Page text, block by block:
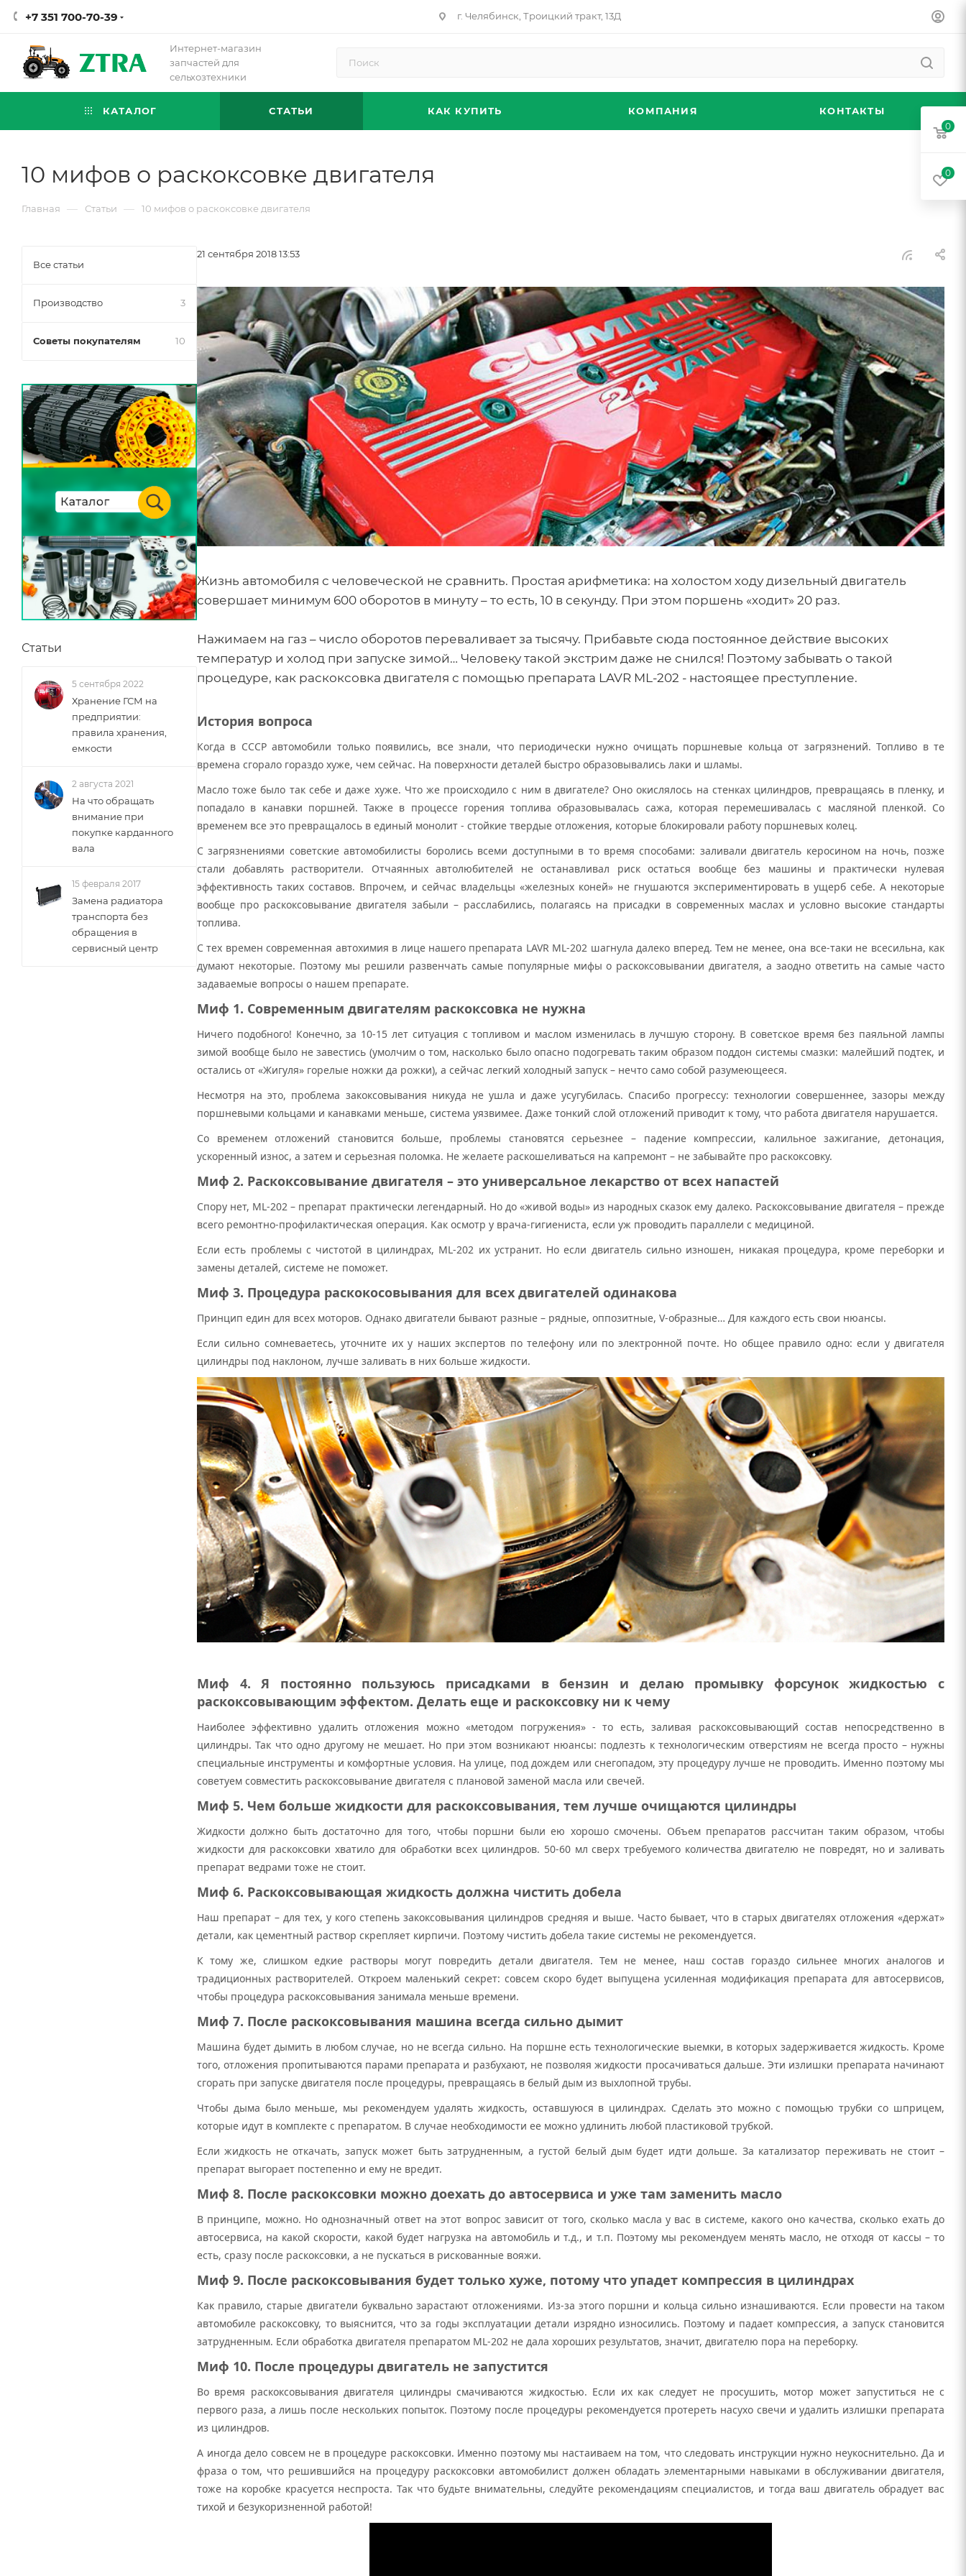
+7 351 700-70-39 г. Челябинск, Троицкий тракт, 13Д
Интернет-магазин
запчастей для
сельхозтехники
КАТАЛОГ СТАТЬИ КАК КУПИТЬ КОМПАНИЯ КОНТАКТЫ
10 мифов о раскоксовке двигателя
Главная — Статьи — 10 мифов о раскоксовке двигателя
21 сентября 2018 13:53
Жизнь автомобиля с человеческой не сравнить. Простая арифметика: на холостом ходу дизельный двигатель
совершает минимум 600 оборотов в минуту – то есть, 10 в секунду. При этом поршень «ходит» 20 раз.
Нажимаем на газ – число оборотов переваливает за тысячу. Прибавьте сюда постоянное действие высоких
температур и холод при запуске зимой… Человеку такой экстрим даже не снился! Поэтому забывать о такой
процедуре, как раскоксовка двигателя с помощью препарата LAVR ML-202 - настоящее преступление.
История вопроса
Когда в СССР автомобили только появились, все знали, что периодически нужно очищать поршневые кольца от загрязнений. Топливо в те
времена сгорало гораздо хуже, чем сейчас. На поверхности деталей быстро образовывались лаки и шламы.
Масло тоже было так себе и даже хуже. Что же происходило с ним в двигателе? Оно окислялось на стенках цилиндров, превращаясь в пленку, и
попадало в канавки поршней. Также в процессе горения топлива образовывалась сажа, которая перемешивалась с масляной пленкой. Со
временем все это превращалось в единый монолит - стойкие твердые отложения, которые блокировали работу поршневых колец.
С загрязнениями советские автомобилисты боролись всеми доступными в то время способами: заливали двигатель керосином на ночь, позже
стали добавлять растворители. Отчаянных автолюбителей не останавливал риск остаться вообще без машины и практически нулевая
эффективность таких составов. Впрочем, и сейчас владельцы «железных коней» не гнушаются экспериментировать в ущерб себе. А некоторые
вообще про раскоксовывание двигателя забыли – расслабились, полагаясь на присадки в современных маслах и условно высокие стандарты
топлива.
С тех времен современная автохимия в лице нашего препарата LAVR ML-202 шагнула далеко вперед. Тем не менее, она все-таки не всесильна, как
думают некоторые. Поэтому мы решили развенчать самые популярные мифы о раскоксовывании двигателя, а заодно ответить на самые часто
задаваемые вопросы о нашем препарате.
Миф 1. Современным двигателям раскоксовка не нужна
Ничего подобного! Конечно, за 10-15 лет ситуация с топливом и маслом изменилась в лучшую сторону. В советское время без паяльной лампы
зимой вообще было не завестись (умолчим о том, насколько было опасно подогревать таким образом поддон системы смазки: малейший подтек, и
остались от «Жигуля» горелые ножки да рожки), а сейчас легкий холодный запуск – нечто само собой разумеющееся.
Несмотря на это, проблема закоксовывания никуда не ушла и даже усугубилась. Спасибо прогрессу: технологии совершеннее, зазоры между
поршневыми кольцами и канавками меньше, система уязвимее. Даже тонкий слой отложений приводит к тому, что работа двигателя нарушается.
Со временем отложений становится больше, проблемы становятся серьезнее – падение компрессии, калильное зажигание, детонация,
ускоренный износ, а затем и серьезная поломка. Не желаете раскошеливаться на капремонт – не забывайте про раскоксовку.
Миф 2. Раскоксовывание двигателя – это универсальное лекарство от всех напастей
Спору нет, ML-202 – препарат практически легендарный. Но до «живой воды» из народных сказок ему далеко. Раскоксовывание двигателя – прежде
всего ремонтно-профилактическая операция. Как осмотр у врача-гигиениста, если уж проводить параллели с медициной.
Если есть проблемы с чистотой в цилиндрах, ML-202 их устранит. Но если двигатель сильно изношен, никакая процедура, кроме переборки и
замены деталей, системе не поможет.
Миф 3. Процедура раскокосовывания для всех двигателей одинакова
Принцип един для всех моторов. Однако двигатели бывают разные – рядные, оппозитные, V-образные… Для каждого есть свои нюансы.
Если сильно сомневаетесь, уточните их у наших экспертов по телефону или по электронной почте. Но общее правило одно: если у двигателя
цилиндры под наклоном, лучше заливать в них больше жидкости.
Миф 4. Я постоянно пользуюсь присадками в бензин и делаю промывку форсунок жидкостью с
раскоксовывающим эффектом. Делать еще и раскоксовку ни к чему
Наиболее эффективно удалить отложения можно «методом погружения» - то есть, заливая раскоксовывающий состав непосредственно в
цилиндры. Так что одно другому не мешает. Но при этом возникают нюансы: подлезть к технологическим отверстиям не всегда просто – нужны
специальные инструменты и комфортные условия. На улице, под дождем или снегопадом, эту процедуру лучше не проводить. Именно поэтому мы
советуем совместить раскоксовывание двигателя с плановой заменой масла или свечей.
Миф 5. Чем больше жидкости для раскоксовывания, тем лучше очищаются цилиндры
Жидкости должно быть достаточно для того, чтобы поршни были ею хорошо смочены. Объем препаратов рассчитан таким образом, чтобы
жидкости для раскоксовки хватило для обработки всех цилиндров. 50-60 мл сверх требуемого количества двигателю не повредят, но и заливать
препарат ведрами тоже не стоит.
Миф 6. Раскоксовывающая жидкость должна чистить добела
Наш препарат – для тех, у кого степень закоксовывания цилиндров средняя и выше. Часто бывает, что в старых двигателях отложения «держат»
детали, как цементный раствор скрепляет кирпичи. Поэтому чистить добела такие системы не рекомендуется.
К тому же, слишком едкие растворы могут повредить детали двигателя. Тем не менее, наш состав гораздо сильнее многих аналогов и
традиционных растворителей. Откроем маленький секрет: совсем скоро будет выпущена усиленная модификация препарата для автосервисов,
чтобы процедура раскоксовывания занимала меньше времени.
Миф 7. После раскоксовывания машина всегда сильно дымит
Машина будет дымить в любом случае, но не всегда сильно. На поршне есть технологические выемки, в которых задерживается жидкость. Кроме
того, отложения пропитываются парами препарата и разбухают, не позволяя жидкости просачиваться дальше. Эти излишки препарата начинают
сгорать при запуске двигателя после процедуры, превращаясь в белый дым из выхлопной трубы.
Чтобы дыма было меньше, мы рекомендуем удалять жидкость, оставшуюся в цилиндрах. Сделать это можно с помощью трубки со шприцем,
которые идут в комплекте с препаратом. В случае необходимости ее можно удлинить любой пластиковой трубкой.
Если жидкость не откачать, запуск может быть затрудненным, а густой белый дым будет идти дольше. За катализатор переживать не стоит –
препарат выгорает постепенно и ему не вредит.
Миф 8. После раскоксовки можно доехать до автосервиса и уже там заменить масло
В принципе, можно. Но однозначный ответ на этот вопрос зависит от того, сколько масла у вас в системе, какого оно качества, сколько ехать до
автосервиса, на какой скорости, какой будет нагрузка на автомобиль и т.д., и т.п. Поэтому мы рекомендуем менять масло, не отходя от кассы – то
есть, сразу после раскоксовки, а не пускаться в рискованные вояжи.
Миф 9. После раскоксовывания будет только хуже, потому что упадет компрессия в цилиндрах
Как правило, старые двигатели буквально зарастают отложениями. Из-за этого поршни и кольца сильно изнашиваются. Если провести на таком
автомобиле раскоксовку, то выяснится, что за годы эксплуатации детали изрядно износились. Поэтому и падает компрессия, а запуск становится
затрудненным. Если обработка двигателя препаратом ML-202 не дала хороших результатов, значит, двигателю пора на переборку.
Миф 10. После процедуры двигатель не запустится
Во время раскоксовывания двигателя цилиндры смачиваются жидкостью. Если их как следует не просушить, мотор может запуститься не с
первого раза, а лишь после нескольких попыток. Поэтому после процедуры рекомендуется протереть насухо свечи и удалить излишки препарата
из цилиндров.
А иногда дело совсем не в процедуре раскоксовки. Именно поэтому мы настаиваем на том, что следовать инструкции нужно неукоснительно. Да и
фраза о том, что решившийся на процедуру раскоксовки автомобилист должен обладать элементарными навыками в обслуживании двигателя,
тоже на коробке красуется неспроста. Так что будьте внимательны, следуйте рекомендациям специалистов, и тогда ваш двигатель обрадует вас
тихой и безукоризненной работой!
Все статьи
Производство 3
Советы покупателям 10
Статьи
5 сентября 2022
Хранение ГСМ на
предприятии:
правила хранения,
емкости
2 августа 2021
На что обращать
внимание при
покупке карданного
вала
15 февраля 2017
Замена радиатора
транспорта без
обращения в
сервисный центр
0
0